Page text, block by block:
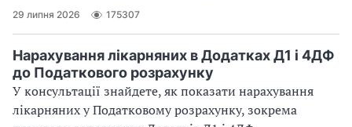
29 липня 2026 175307
Нарахування лікарняних в Додатках Д1 і 4ДФ
до Податкового розрахунку
У консультації знайдете, як показати нарахування
лікарняних у Податковому розрахунку, зокрема